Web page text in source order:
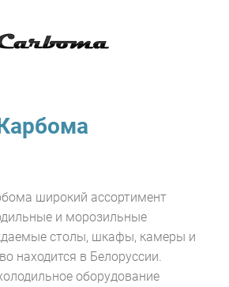
широкий ассортимент
и морозильные
столы, шкафы, камеры и
находится в Белоруссии.
оборудование